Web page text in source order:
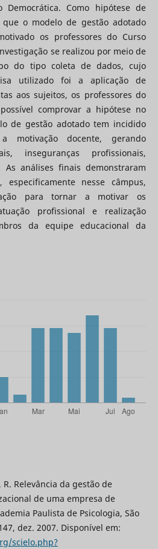
Democrática. Como hipótese de
que o modelo de gestão adotado
os professores do Curso
se realizou por meio de
do tipo coleta de dados, cujo
utilizado foi a aplicação de
aos sujeitos, os professores do
comprovar a hipótese no
de gestão adotado tem incidido
motivação docente, gerando
inseguranças profissionais,
As análises finais demonstraram
nesse câmpus,
para tornar a motivar os
profissional e realização
da equipe educacional da
R. Relevância da gestão de
de uma empresa de
Paulista de Psicologia, São
dez. 2007. Disponível em:
scielo.php?